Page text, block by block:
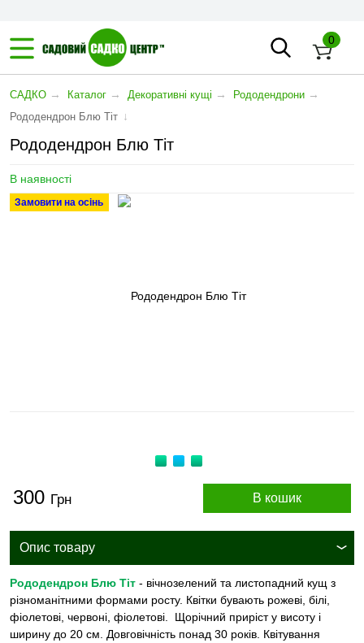
0
САДКО → Каталог → Декоративні кущі → Рододендрони →
Рододендрон Блю Тіт ↓
Рододендрон Блю Тіт
В наявності
Замовити на осінь
300 Грн В кошик
Опис товару
Рододендрон Блю Тіт - вічнозелений та листопадний кущ з
різноманітними формами росту. Квітки бувають рожеві, білі,
фіолетові, червоні, фіолетові. Щорічний приріст у висоту і
ширину до 20 см. Довговічність понад 30 років. Квітування